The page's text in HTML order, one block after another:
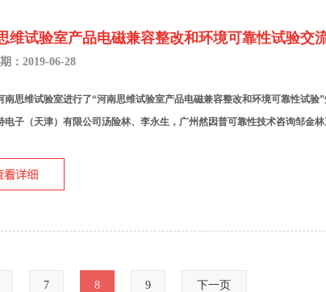
维试验室产品电磁兼容整改和环境可靠性试验交
：2019-06-28
南思维试验室进行了“河南思维试验室产品电磁兼容整改和环境可靠性试验
电子（天津）有限公司汤险林、李永生，广州然因普可靠性技术咨询邹金
7 8 9 下一页